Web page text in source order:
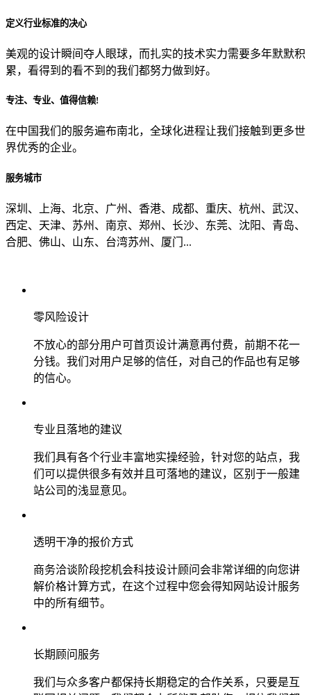
贵公司的团队规模是？
目前主要的营销渠道是？
定义行业标准的决心
美观的设计瞬间夺人眼球，而扎实的技术实力需要多年默默积
累，看得到的看不到的我们都努力做到好。
专注、专业、值得信赖!
在中国我们的服务遍布南北，全球化进程让我们接触到更多世
界优秀的企业。
服务城市
深圳、上海、北京、广州、香港、成都、重庆、杭州、武汉、
西定、天津、苏州、南京、郑州、长沙、东莞、沈阳、青岛、
合肥、佛山、山东、台湾苏州、厦门...
零风险设计
不放心的部分用户可首页设计满意再付费，前期不花一
分钱。我们对用户足够的信任，对自己的作品也有足够
的信心。
专业且落地的建议
我们具有各个行业丰富地实操经验，针对您的站点，我
们可以提供很多有效并且可落地的建议，区别于一般建
站公司的浅显意见。
透明干净的报价方式
商务洽谈阶段挖机会科技设计顾问会非常详细的向您讲
解价格计算方式，在这个过程中您会得知网站设计服务
中的所有细节。
长期顾问服务
我们与众多客户都保持长期稳定的合作关系，只要是互